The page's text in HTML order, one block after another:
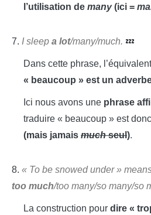
l’utilisation de many(ici =
7. I sleep a lot/many/much. 💤
Dans cette phrase,
« beaucoup » est un
Ici nous avons une phrase
traduire « beaucoup » est donc
(mais jamais muchseul).
8. « To be snowed under »
too much/too many/so many/so
La construction pour dire «